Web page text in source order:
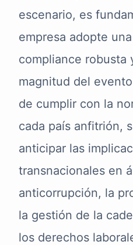
escenario, es
empresa adopte
compliance robusta
magnitud del
de cumplir con la
cada país anfitrión,
anticipar las
transnacionales en
anticorrupción, la
la gestión de la
los derechos